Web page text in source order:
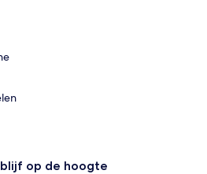
op de hoogte